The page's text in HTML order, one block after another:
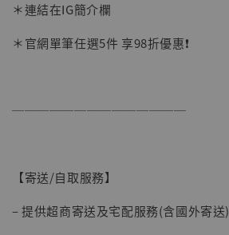
＊連結在IG簡介欄
＊官網單筆任選5件 享98折優惠❗️
──────────────
【寄送/自取服務】
– 提供超商寄送及宅配服務(含國外寄送)